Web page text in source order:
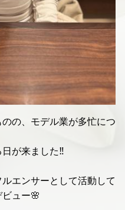
の、モデル業が多忙につ
が来ました‼️
エンサーとして活動して
ュー🌸